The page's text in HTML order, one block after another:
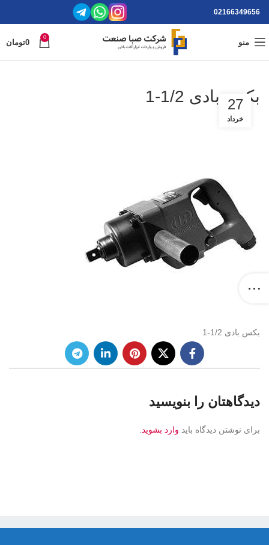
02166349656
منو
0
0تومان
بکس بادی 1/2-1
27
خرداد
بکس بادی 1/2-1
دیدگاهتان را بنویسید
برای نوشتن دیدگاه باید وارد بشوید